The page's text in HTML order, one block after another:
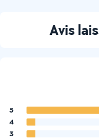
Avis
5
4
3